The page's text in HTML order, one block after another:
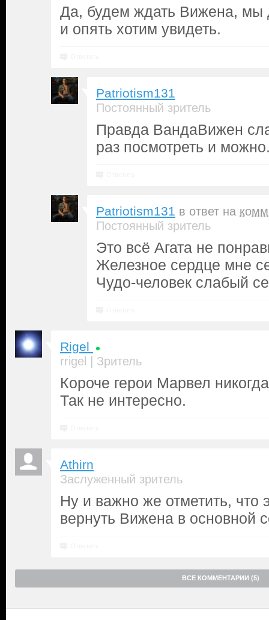
Да, будем ждать Вижена, мы
и опять хотим увидеть.
Patriotism131
Постоянный зритель
Правда ВандаВижен
раз посмотреть и
Patriotism131 в ответ на
Постоянный зритель
Это всё Агата не
Железное сердце мне
Чудо-человек слабый
Rigel
rrigel | Зритель
Короче герои Марвел
Так не интересно.
Athirn
Заслуженный зритель
Ну и важно же отметить, что
вернуть Вижена в основной
ВСЕ КОММЕНТАРИИ (5)